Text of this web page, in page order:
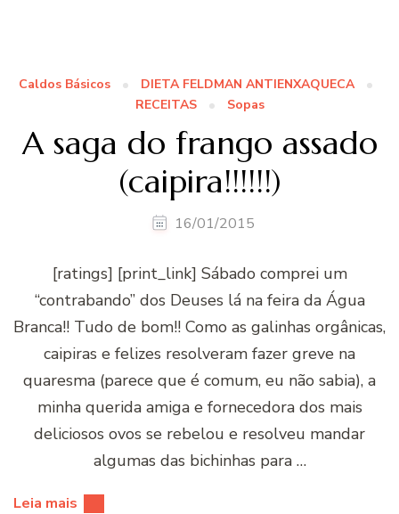
Caldos Básicos
DIETA FELDMAN ANTIENXAQUECA
RECEITAS
Sopas
A saga do frango assado
(caipira!!!!!!)
16/01/2015
[ratings] [print_link] Sábado comprei um
“contrabando” dos Deuses lá na feira da Água
Branca!! Tudo de bom!! Como as galinhas orgânicas,
caipiras e felizes resolveram fazer greve na
quaresma (parece que é comum, eu não sabia), a
minha querida amiga e fornecedora dos mais
deliciosos ovos se rebelou e resolveu mandar
algumas das bichinhas para …
Leia mais